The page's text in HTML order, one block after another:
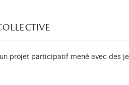
projet participatif mené avec des